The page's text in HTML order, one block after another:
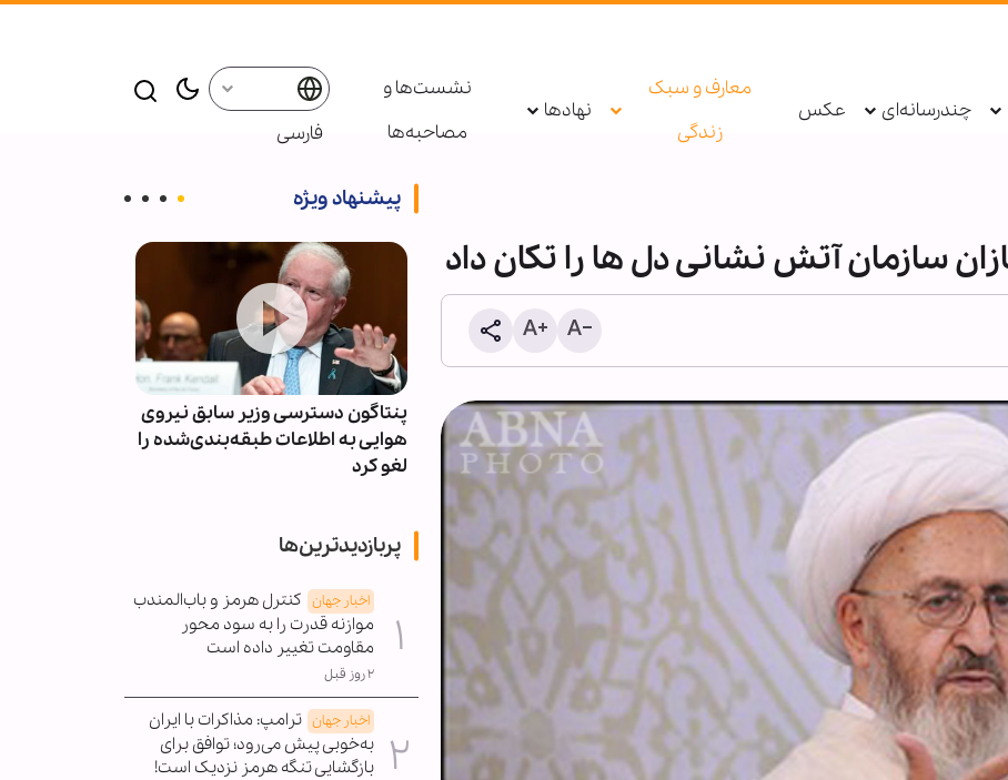
چندرسانه‌ای عکس
معارف و سبک
زندگی
نهادها
نشست‌ها و
مصاحبه‌ها
فارسی
سازمان آتش نشانی دل ها را تکان داد
پیشنهاد ویژه
سناتور آمریکایی خواستار راه‌اندازی
شورش‌های مسلحانه در ایران شد!
پنتاگون دسترسی وزیر سابق نیروی
هوایی به اطلاعات طبقه‌بندی‌شده را
لغو کرد
پربازدیدترین‌ها
اخبار جهان کنترل هرمز و باب‌المندب
موازنه قدرت را به سود محور
مقاومت تغییر داده است
۲ روز قبل
اخبار جهان ترامپ: مذاکرات با ایران
به‌خوبی پیش می‌رود؛ توافق برای
بازگشایی تنگه هرمز نزدیک است!